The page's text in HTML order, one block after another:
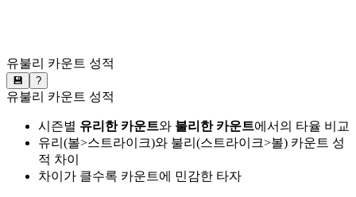
유불리 카운트 성적
💾 ?
유불리 카운트 성적
시즌별 유리한 카운트와 불리한 카운트에서의 타율 비교
유리(볼>스트라이크)와 불리(스트라이크>볼) 카운트 성
적 차이
차이가 클수록 카운트에 민감한 타자